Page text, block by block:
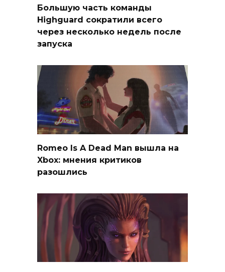
Большую часть команды
Highguard сократили всего
через несколько недель после
запуска
Romeo Is A Dead Man вышла на
Xbox: мнения критиков
разошлись